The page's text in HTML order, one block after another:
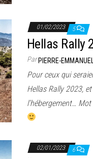
01/02/2023 5
Hellas Rally
ParPIERRE-
Pour ceux qui
Hellas Rally 2023,
l’hébergement…
02/01/2023 6